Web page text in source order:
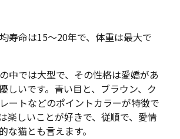
寿命は15～20年で、体重は最大で
中では大型で、その性格は愛嬌があ
しいです。青い目と、ブラウン、ク
ートなどのポイントカラーが特徴で
楽しいことが好きで、従順で、愛情
な猫とも言えます。